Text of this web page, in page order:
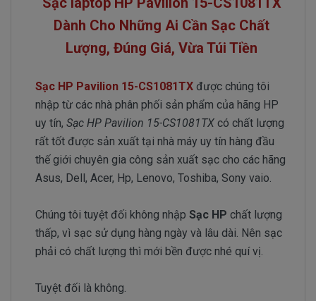
Dành Cho Những Ai Cần Sạc Chất
Lượng, Đúng Giá, Vừa Túi Tiền
Sạc HP Pavilion 15-CS1081TX được chúng tôi
nhập từ các nhà phân phối sản phẩm của hãng HP
uy tín, Sạc HP Pavilion 15-CS1081TX có chất lượng
rất tốt được sản xuất tại nhà máy uy tín hàng đầu
thế giới chuyên gia công sản xuất sạc cho các hãng
Asus, Dell, Acer, Hp, Lenovo, Toshiba, Sony vaio.
Chúng tôi tuyệt đối không nhập Sạc HP chất lượng
thấp, vì sạc sử dụng hàng ngày và lâu dài. Nên sạc
phải có chất lượng thì mới bền được nhé quí vị.
Tuyệt đối là không.